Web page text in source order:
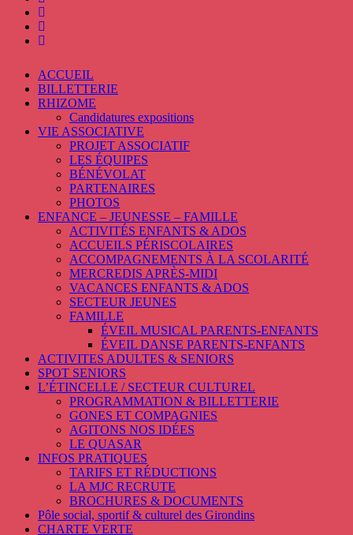
ACCUEIL
BILLETTERIE
RHIZOME
Candidatures expositions
VIE ASSOCIATIVE
PROJET ASSOCIATIF
LES ÉQUIPES
BÉNÉVOLAT
PARTENAIRES
PHOTOS
ENFANCE – JEUNESSE – FAMILLE
ACTIVITÉS ENFANTS & ADOS
ACCUEILS PÉRISCOLAIRES
ACCOMPAGNEMENTS À LA SCOLARITÉ
MERCREDIS APRÈS-MIDI
VACANCES ENFANTS & ADOS
SECTEUR JEUNES
FAMILLE
ÉVEIL MUSICAL PARENTS-ENFANTS
ÉVEIL DANSE PARENTS-ENFANTS
ACTIVITES ADULTES & SENIORS
SPOT SENIORS
L’ÉTINCELLE / SECTEUR CULTUREL
PROGRAMMATION & BILLETTERIE
GONES ET COMPAGNIES
AGITONS NOS IDÉES
LE QUASAR
INFOS PRATIQUES
TARIFS ET RÉDUCTIONS
LA MJC RECRUTE
BROCHURES & DOCUMENTS
Pôle social, sportif & culturel des Girondins
CHARTE VERTE